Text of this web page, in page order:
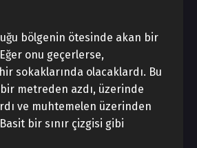
bölgenin ötesinde akan bir
onu geçerlerse,
sokaklarında olacaklardı. Bu
metreden azdı, üzerinde
ve muhtemelen üzerinden
bir sınır çizgisi gibi